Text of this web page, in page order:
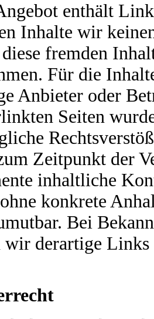
enthält
Inhalte wir
fremden
Für die
Anbieter oder
Seiten
Zeitpunkt der
inhaltliche
konkrete
Bei
wir derartige Links